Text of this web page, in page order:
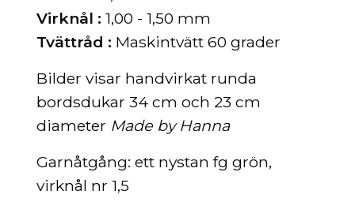
Virknål : 1,00 - 1,50 mm
Tvättråd : Maskintvätt 60 grader
Bilder visar handvirkat runda
bordsdukar 34 cm och 23 cm
diameter Made by Hanna
Garnåtgång: ett nystan fg grön,
virknål nr 1,5